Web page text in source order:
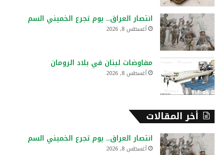
انتصار العراق.. يوم تجرع الخميني السم
أغسطس 8, 2026
مفاوضات لبنان في بلاد الرومان
أغسطس 8, 2026
أخر المقالات
انتصار العراق.. يوم تجرع الخميني السم
أغسطس 8, 2026